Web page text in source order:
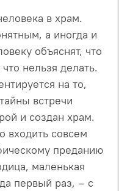
в храм.
а иногда и
объяснят, что
нельзя делать.
на то,
встречи
и создан храм.
входить совсем
преданию
маленькая
первый раз, – с